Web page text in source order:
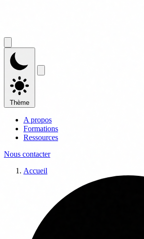
Thème
A propos
Formations
Ressources
Nous contacter
Accueil